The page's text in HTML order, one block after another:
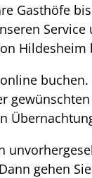
Gasthöfe
Hildesheim
gehen